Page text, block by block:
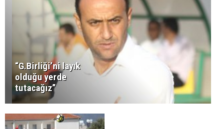
“G.Birliği’ni layık
olduğu yerde
tutacağız”